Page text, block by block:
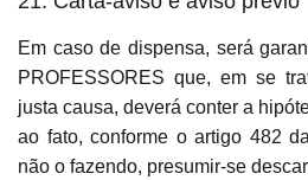
Em caso de dispensa, será
PROFESSORES que, em se
justa causa, deverá conter a
ao fato, conforme o artigo 482
não o fazendo, presumir-se